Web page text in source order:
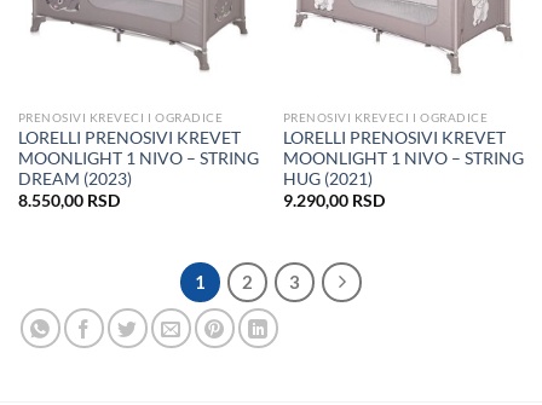
PRENOSIVI KREVECI I OGRADICE
LORELLI PRENOSIVI KREVET
MOONLIGHT 1 NIVO – STRING
DREAM (2023)
8.550,00 RSD
PRENOSIVI KREVECI I OGRADICE
LORELLI PRENOSIVI KREVET
MOONLIGHT 1 NIVO – STRING
HUG (2021)
9.290,00 RSD
1 2 3